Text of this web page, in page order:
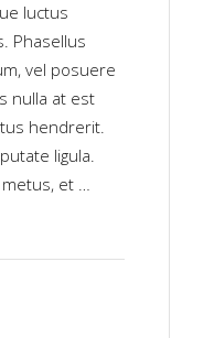
luctus
Phasellus
vel posuere
nulla at est
hendrerit.
ligula.
et …